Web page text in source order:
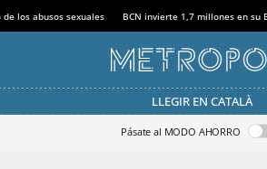
los abusos sexuales BCN invierte 1,7 millones en su
LLEGIR EN CATALÀ
Pásate al MODO AHORRO